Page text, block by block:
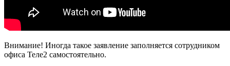
Внимание! Иногда такое заявление заполняется сотрудником
офиса Теле2 самостоятельно.